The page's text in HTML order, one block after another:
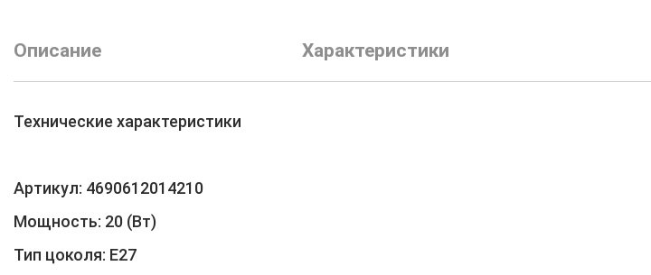
Описание Характеристики
Технические характеристики
Артикул: 4690612014210
Мощность: 20 (Вт)
Тип цоколя: E27